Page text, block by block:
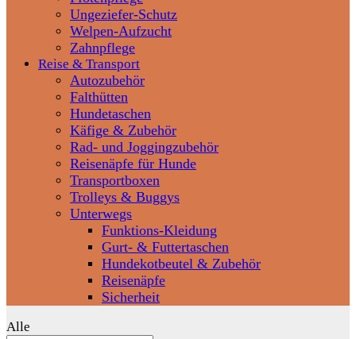
Ungeziefer-Schutz
Welpen-Aufzucht
Zahnpflege
Reise & Transport
Autozubehör
Falthütten
Hundetaschen
Käfige & Zubehör
Rad- und Joggingzubehör
Reisenäpfe für Hunde
Transportboxen
Trolleys & Buggys
Unterwegs
Funktions-Kleidung
Gurt- & Futtertaschen
Hundekotbeutel & Zubehör
Reisenäpfe
Sicherheit
Alle